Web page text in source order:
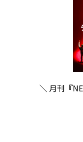
＼ 月刊『